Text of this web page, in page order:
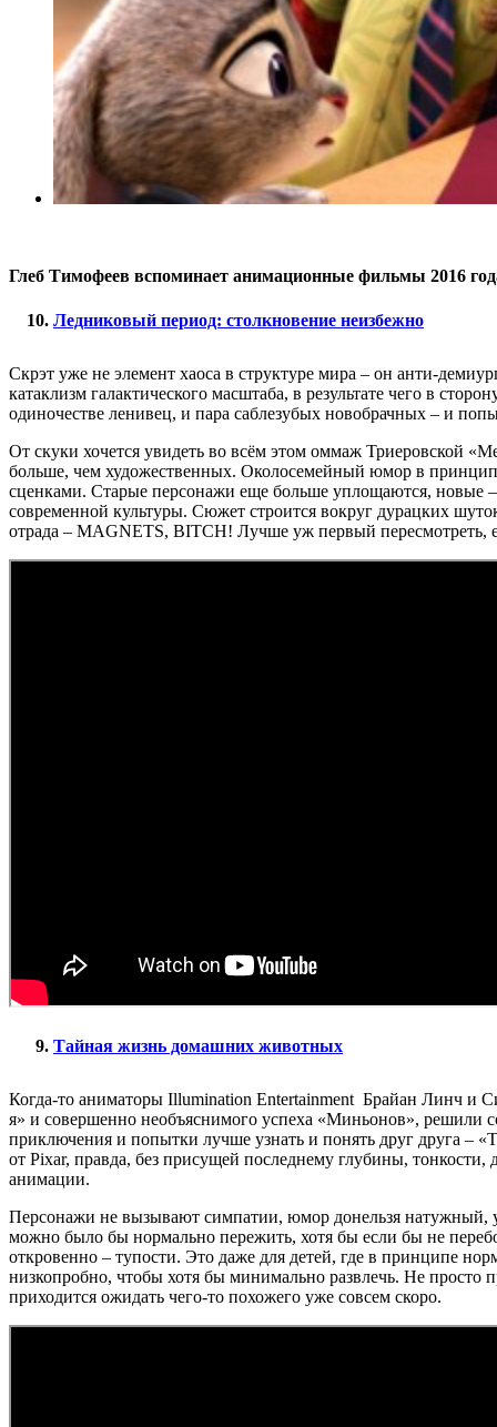
Глеб Тимофеев вспоминает анимационные фильмы 2016
Ледниковый период: столкновение неизбежно
Скрэт уже не элемент хаоса в структуре мира – он анти-
катаклизм галактического масштаба, в результате чего в
одиночестве ленивец, и пара саблезубых новобрачных – и
От скуки хочется увидеть во всём этом оммаж Триеровской
больше, чем художественных. Околосемейный юмор в
сценками. Старые персонажи еще больше уплощаются, новые
современной культуры. Сюжет строится вокруг дурацких
отрада – MAGNETS, BITCH! Лучше уж первый пересмотреть,
Тайная жизнь домашних животных
Когда-то аниматоры Illumination Entertainment Брайан Линч и
я» и совершенно необъяснимого успеха «Миньонов», решили
приключения и попытки лучше узнать и понять друг друга –
от Pixar, правда, без присущей последнему глубины,
анимации.
Персонажи не вызывают симпатии, юмор донельзя натужный,
можно было бы нормально пережить, хотя бы если бы не
откровенно – тупости. Это даже для детей, где в принципе
низкопробно, чтобы хотя бы минимально развлечь. Не
приходится ожидать чего-то похожего уже совсем скоро.